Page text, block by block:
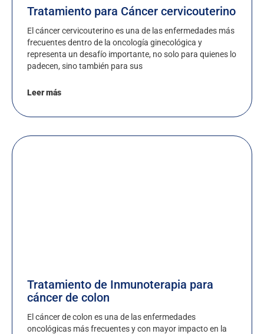
Tratamiento para Cáncer cervicouterino
El cáncer cervicouterino es una de las enfermedades más
frecuentes dentro de la oncología ginecológica y
representa un desafío importante, no solo para quienes lo
padecen, sino también para sus
Leer más
Tratamiento de Inmunoterapia para
cáncer de colon
El cáncer de colon es una de las enfermedades
oncológicas más frecuentes y con mayor impacto en la